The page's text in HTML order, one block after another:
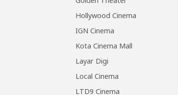
Hollywood Cinema
IGN Cinema
Kota Cinema Mall
Layar Digi
Local Cinema
LTD9 Cinema